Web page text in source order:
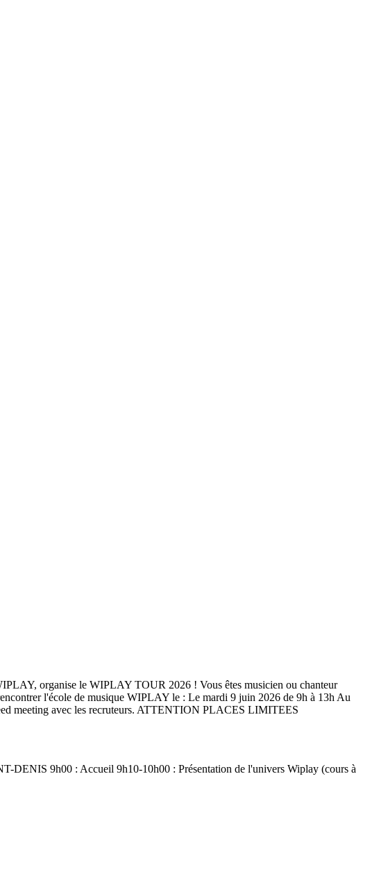
organise le WIPLAY TOUR 2026 ! Vous êtes musicien ou chanteur
l'école de musique WIPLAY le : Le mardi 9 juin 2026 de 9h à 13h Au
meeting avec les recruteurs. ATTENTION PLACES LIMITEES
DENIS 9h00 : Accueil 9h10-10h00 : Présentation de l'univers Wiplay (cours à